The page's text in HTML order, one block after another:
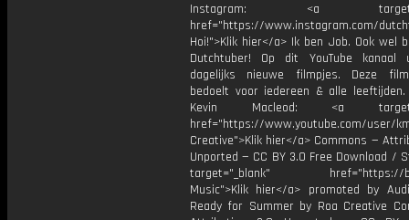
Instagram: <a
href="https://www.instagram.com/
Hoi!">Klik hier</a> Ik ben Job. Ook wel
Dutchtuber! Op dit YouTube kanaal
dagelijks nieuwe filmpjes. Deze
bedoelt voor iedereen & alle
Kevin Macleod: <a
href="https://www.youtube.com/user/
Creative">Klik hier</a> Commons —
Unported — CC BY 3.0 Free Download /
target="_blank" href="https://
Music">Klik hier</a> promoted by
Ready for Summer by Roa Creative